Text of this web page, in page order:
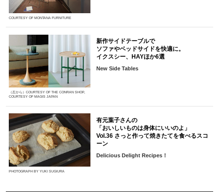
COURTESY OF MONTANA FURNITURE
（左から）COURTESY OF THE CONRAN SHOP,
COURTESY OF MAGIS JAPAN
新作サイドテーブルで
ソファやベッドサイドを快適に。
イクスシー、HAYほか6選
New Side Tables
PHOTOGRAPH BY YUKI SUGIURA
有元葉子さんの
「おいしいものは身体にいいのよ」
Vol.36 さっと作って焼きたてを食べるスコ
ーン
Delicious Delight Recipes！